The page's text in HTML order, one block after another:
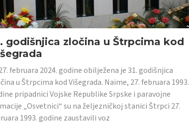
godišnjica zločina u Štrpcima kod
februara 2024. godine obilježena je 31. godišnjica
u Štrpcima kod Višegrada. Naime, 27. februara 1993.
pripadnici Vojske Republike Srpske i paravojne
„Osvetnici“ su na željezničkoj stanici Štrpci 27.
1993. godine zaustavili voz